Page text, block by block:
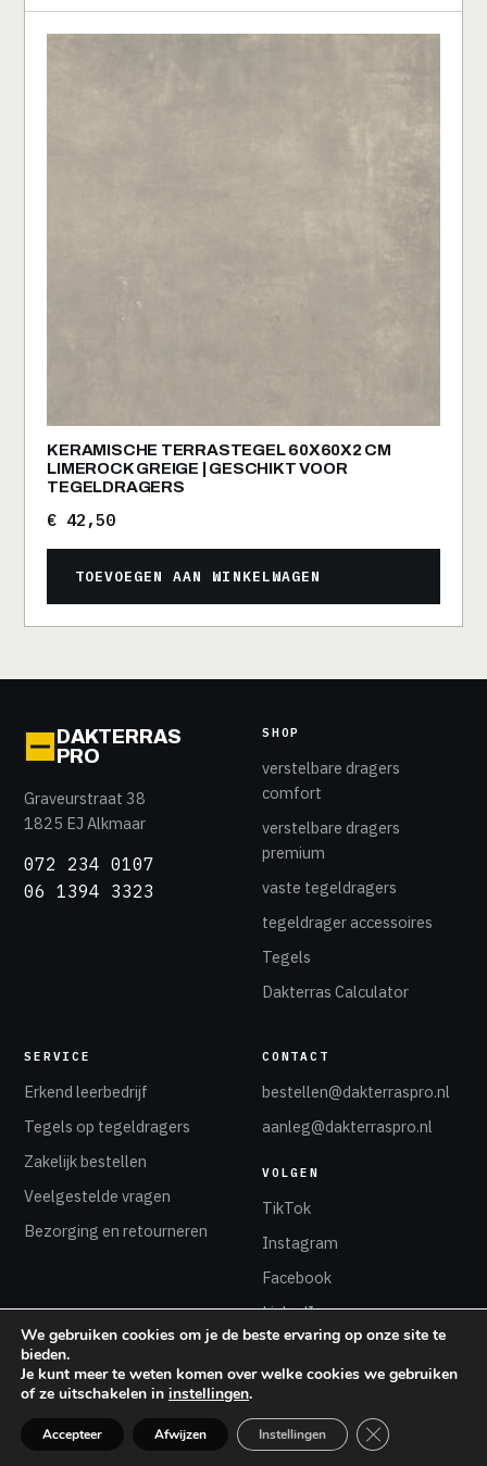
KERAMISCHE TERRASTEGEL 60X60X2 CM
LIMEROCK GREIGE | GESCHIKT VOOR
TEGELDRAGERS
€ 42,50
TOEVOEGEN AAN WINKELWAGEN
DAKTERRAS
PRO
Graveurstraat 38
1825 EJ Alkmaar
072 234 0107
06 1394 3323
SHOP
verstelbare dragers
comfort
verstelbare dragers
premium
vaste tegeldragers
tegeldrager accessoires
Tegels
Dakterras Calculator
SERVICE
Erkend leerbedrijf
Tegels op tegeldragers
Zakelijk bestellen
Veelgestelde vragen
Bezorging en retourneren
CONTACT
bestellen@dakterraspro.nl
aanleg@dakterraspro.nl
VOLGEN
TikTok
Instagram
Facebook
LinkedIn
Onderdeel van Katuin Dakbestrating
We gebruiken cookies om je de beste ervaring op onze site te
bieden.
Je kunt meer te weten komen over welke cookies we gebruiken
of ze uitschakelen in instellingen.
Accepteer Afwijzen Instellingen Sluit AVG/